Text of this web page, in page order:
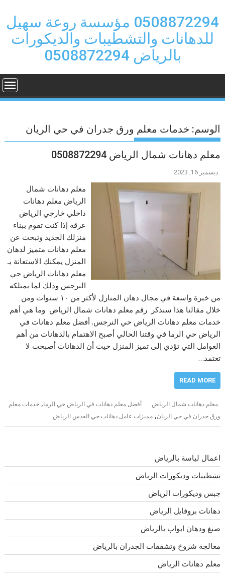
content
0508872294 مؤسسة روعة سهيل
للدهانات والتشطيبات والديكورات
بالرياض 0508872294
الوسم: خدمات معلم ورق جدران في حي الريان
معلم دهانات شمال الرياض 0508872294
ديسمبر 16, 2023
معلم دهانات شمال
الرياض معلم دهانات
داخلي خارجي الرياض
عرقه إذا كنت تقوم ببناء
منزلك الجديد وتبحث عن
معلم دهانات متميز لدهان
المنزل يمكنك الاستعانة بـ
معلم دهانات الرياض حي
النرجس وذلك لما يمتلكه
من خبرة واسعة في مجال دهان المنازل لأكثر من ١٠ سنوات ومن
خلال مقالنا هذا سنذكر رقم معلم دهانات شمال الرياض وما هي أهم
خدمات معلم دهانات الرياض حي النرجس. أفضل معلم دهانات في
الرياض حي الرما في وقتنا الحالي أصبح الاهتمام بالدهانات من أهم
العوامل التي تؤدي إلى تميز المنزل حيث أن الدهانات أصبحت لا
تعتمد…
READ MORE
معلم دهانات شمال الرياض أفضل معلم دهانات في الرياض حي الرما,خدمات معلم
ورق جدران في حي الريان,مميزات عامل دهانات حي القدس الرياض
اعمال لياسة بالرياض
تشطبيات وديكورات الرياض
جبس وديكورات الرياض
دهانات بروفايل الرياض
صبغ ودهان ابواب بالرياض
معالجة شروخ وتشققات الجدران بالرياض
معلم دهانات الرياض